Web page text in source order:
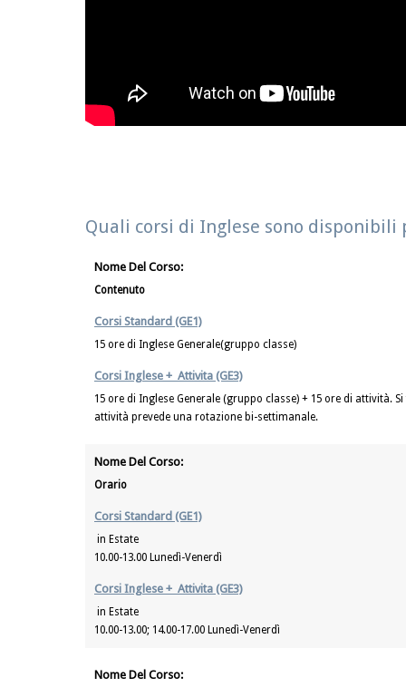
Quali corsi di Inglese sono disponibili
Nome Del Corso:
Contenuto
Corsi Standard (GE1)
15 ore di Inglese Generale(gruppo classe)
Corsi Inglese + Attivita (GE3)
15 ore di Inglese Generale (gruppo classe) + 15 ore di attività.
attività prevede una rotazione bi-settimanale.
Nome Del Corso:
Orario
Corsi Standard (GE1)
in Estate
10.00-13.00 Lunedì-Venerdì
Corsi Inglese + Attivita (GE3)
in Estate
10.00-13.00; 14.00-17.00 Lunedì-Venerdì
Nome Del Corso: